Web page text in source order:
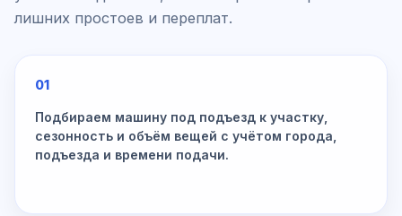
лишних простоев и переплат.
01
Подбираем машину под подъезд к участку,
сезонность и объём вещей с учётом города,
подъезда и времени подачи.